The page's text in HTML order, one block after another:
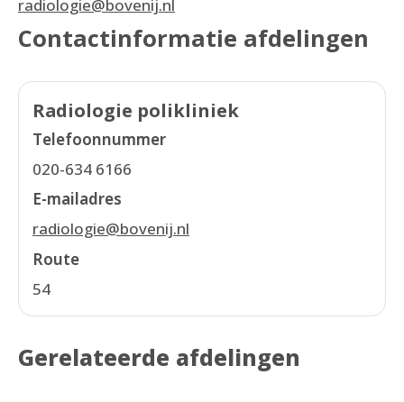
radiologie@bovenij.nl
Contactinformatie afdelingen
Radiologie polikliniek
Telefoonnummer
020-634 6166
E-mailadres
radiologie@bovenij.nl
Route
54
Gerelateerde afdelingen